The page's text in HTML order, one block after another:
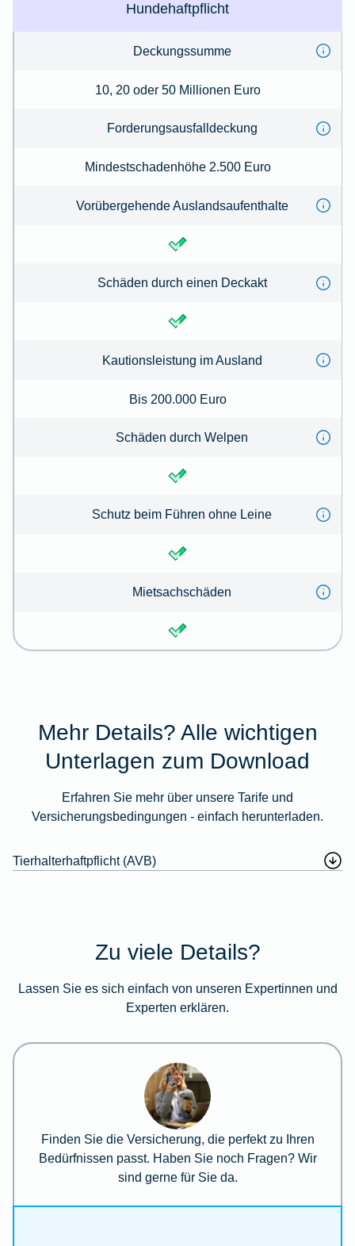
Hundehaftpflicht
Deckungssumme
10, 20 oder 50 Millionen Euro
Forderungs­ausfalldeckung
Mindestschadenhöhe 2.500 Euro
Vorübergehende Auslandsaufenthalte
Schäden durch einen Deckakt
Kautionsleistung im Ausland
Bis 200.000 Euro
Schäden durch Welpen
Schutz beim Führen ohne Leine
Mietsachschäden
Mehr Details? Alle wichtigen
Unterlagen zum Download
Erfahren Sie mehr über unsere Tarife und
Versicherungsbedingungen - einfach herunterladen.
Tierhalterhaftpflicht (AVB)
Zu viele Details?
Lassen Sie es sich einfach von unseren Expertinnen und
Experten erklären.
Finden Sie die Versicherung, die perfekt zu Ihren
Bedürfnissen passt. Haben Sie noch Fragen? Wir
sind gerne für Sie da.